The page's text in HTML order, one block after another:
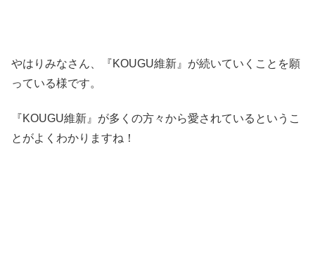
やはりみなさん、『KOUGU維新』が続いていくことを願
っている様です。
『KOUGU維新』が多くの方々から愛されているというこ
とがよくわかりますね！